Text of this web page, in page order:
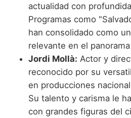
actualidad con
Programas como
han consolidado como
relevante en el
Jordi Mollà: Actor y
reconocido por su
en producciones
Su talento y carisma le
con grandes figuras del